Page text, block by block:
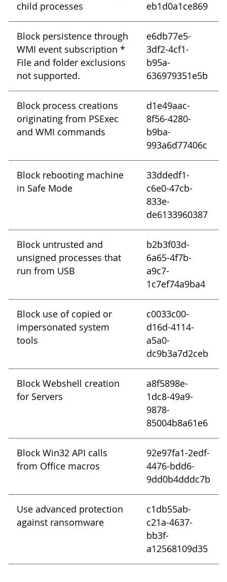
child processes
eb1d0a1ce869
Block persistence through
WMI event subscription *
File and folder exclusions
not supported.
e6db77e5-
3df2-4cf1-
b95a-
636979351e5b
Block process creations
originating from PSExec
and WMI commands
d1e49aac-
8f56-4280-
b9ba-
993a6d77406c
Block rebooting machine
in Safe Mode
33ddedf1-
c6e0-47cb-
833e-
de6133960387
Block untrusted and
unsigned processes that
run from USB
b2b3f03d-
6a65-4f7b-
a9c7-
1c7ef74a9ba4
Block use of copied or
impersonated system
tools
c0033c00-
d16d-4114-
a5a0-
dc9b3a7d2ceb
Block Webshell creation
for Servers
a8f5898e-
1dc8-49a9-
9878-
85004b8a61e6
Block Win32 API calls
from Office macros
92e97fa1-2edf-
4476-bdd6-
9dd0b4dddc7b
Use advanced protection
against ransomware
c1db55ab-
c21a-4637-
bb3f-
a12568109d35